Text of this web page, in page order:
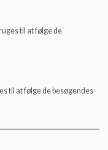
og at
for
til at følge de
til at følge de besøgendes